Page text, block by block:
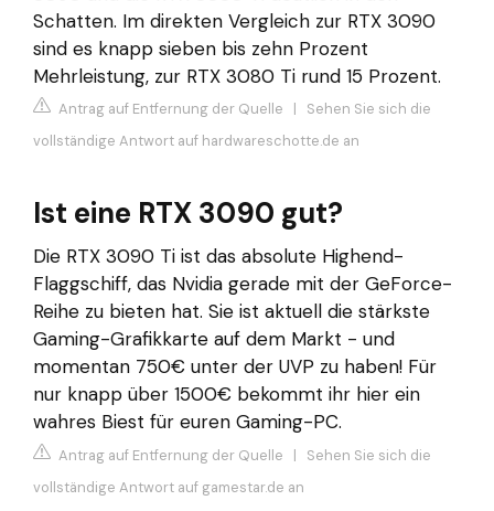
Schatten. Im direkten Vergleich zur RTX 3090
sind es knapp sieben bis zehn Prozent
Mehrleistung, zur RTX 3080 Ti rund 15 Prozent.
Antrag auf Entfernung der Quelle | Sehen Sie sich die
vollständige Antwort auf hardwareschotte.de an
Ist eine RTX 3090 gut?
Die RTX 3090 Ti ist das absolute Highend-
Flaggschiff, das Nvidia gerade mit der GeForce-
Reihe zu bieten hat. Sie ist aktuell die stärkste
Gaming-Grafikkarte auf dem Markt - und
momentan 750€ unter der UVP zu haben! Für
nur knapp über 1500€ bekommt ihr hier ein
wahres Biest für euren Gaming-PC.
Antrag auf Entfernung der Quelle | Sehen Sie sich die
vollständige Antwort auf gamestar.de an